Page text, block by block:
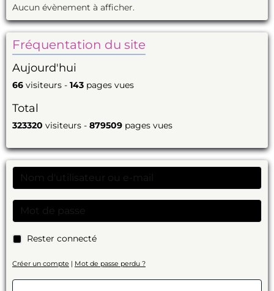
Aucun évènement à afficher.
Fréquentation du site
Aujourd'hui
66 visiteurs - 143 pages vues
Total
323320 visiteurs - 879509 pages vues
Rester connecté
Créer un compte | Mot de passe perdu ?